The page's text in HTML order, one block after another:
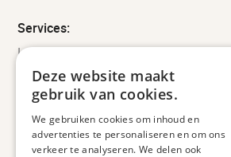
Services:
Leveringsinformatie
Retourbeleid
Informatie
Veelgestelde vragen
Duurzaam ondernemen
Deze website maakt
gebruik van cookies.
We gebruiken cookies om inhoud en
advertenties te personaliseren en om ons
verkeer te analyseren. We delen ook